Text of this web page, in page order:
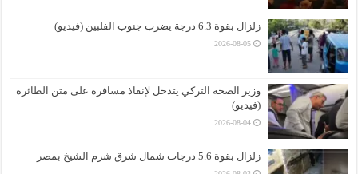
زلزال بقوة 6.3 درجة يضرب جنوب الفلبين (فيديو)
2026-08-05
وزير الصحة التركي يتدخل لإنقاذ مسافرة على متن الطائرة
(فيديو)
2026-08-04
زلزال بقوة 5.6 درجات شمال شرق شرم الشيخ بمصر